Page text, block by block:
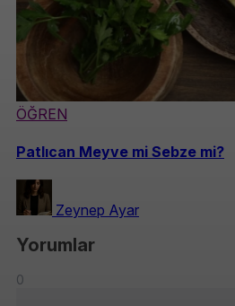
ÖĞREN
Patlıcan Meyve mi Sebze mi?
Zeynep Ayar
Yorumlar
0